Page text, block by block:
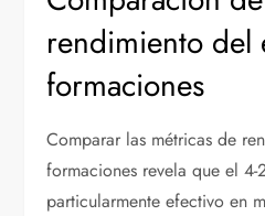
rendimiento
formaciones
Comparar las métricas de
formaciones revela que el 4-
particularmente efectivo en